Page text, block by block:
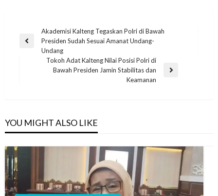
Akademisi Kalteng Tegaskan Polri di Bawah
Presiden Sudah Sesuai Amanat Undang-
Undang
Tokoh Adat Kalteng Nilai Posisi Polri di
Bawah Presiden Jamin Stabilitas dan
Keamanan
YOU MIGHT ALSO LIKE